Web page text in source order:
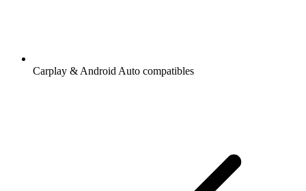
Carplay & Android Auto compatibles